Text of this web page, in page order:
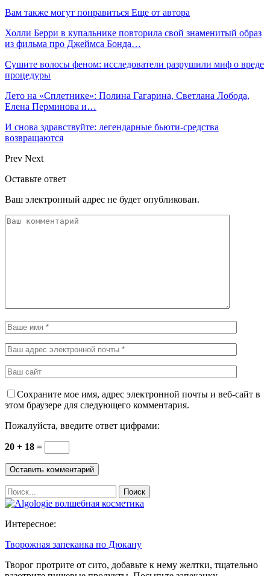
Вам также могут понравиться Еще от автора
Холли Берри в купальнике повторила свой знаменитый образ
из фильма про Джеймса Бонда…
Сушите волосы феном: исследователи разрушили миф о вреде
процедуры
Лето на «Сплетнике»: Полина Гагарина, Светлана Лобода,
Елена Перминова и…
И снова здравствуйте: легендарные бьюти-средства
возвращаются
Prev Next
Оставьте ответ
Ваш электронный адрес не будет опубликован.
Сохраните мое имя, адрес электронной почты и веб-сайт в
этом браузере для следующего комментария.
Пожалуйста, введите ответ цифрами:
20 + 18 =
Интересное:
Творожная запеканка по Дюкану
Творог протрите от сито, добавьте к нему желтки, тщательно